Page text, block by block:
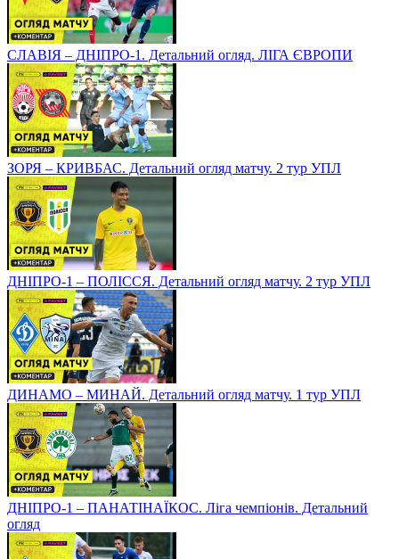
СЛАВІЯ – ДНІПРО-1. Детальний огляд. ЛІГА ЄВРОПИ
ЗОРЯ – КРИВБАС. Детальний огляд матчу. 2 тур УПЛ
ДНІПРО-1 – ПОЛІССЯ. Детальний огляд матчу. 2 тур УПЛ
ДИНАМО – МИНАЙ. Детальний огляд матчу. 1 тур УПЛ
ДНІПРО-1 – ПАНАТІНАЇКОС. Ліга чемпіонів. Детальний
огляд